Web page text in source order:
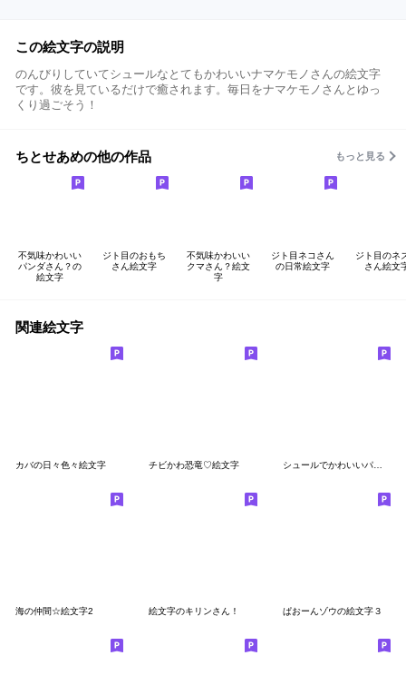
この絵文字の説明
のんびりしていてシュールなとてもかわいいナマケモノさんの絵文字
です。彼を見ているだけで癒されます。毎日をナマケモノさんとゆっ
くり過ごそう！
ちとせあめの他の作品 もっと見る
不気味かわいい
パンダさん？の
絵文字
ジト目のおもち
さん絵文字
不気味かわいい
クマさん？絵文
字
ジト目ネコさん
の日常絵文字
ジト目のネ
さん絵文
関連絵文字
カバの日々色々絵文字 チビかわ恐竜♡絵文字 シュールでかわいいパグの絵文字(犬)
海の仲間☆絵文字2 絵文字のキリンさん！ ぱおーんゾウの絵文字３